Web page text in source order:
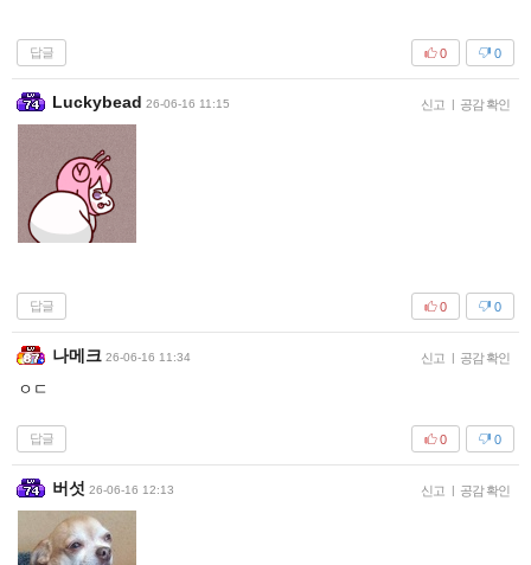
답글 0
0
Luckybead 26-06-16 11:15 신고 | 공감 확인
답글 0
0
나메크 26-06-16 11:34 신고 | 공감 확인
ㅇㄷ
답글 0
0
버섯 26-06-16 12:13 신고 | 공감 확인